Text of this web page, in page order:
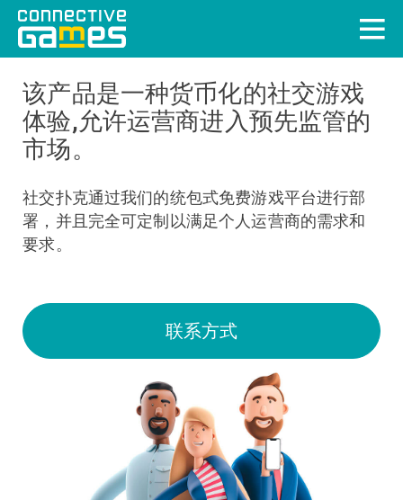
该产品是一种货币化的社交游戏
体验,允许运营商进入预先监管的
市场。
社交扑克通过我们的统包式免费游戏平台进行部
署，并且完全可定制以满足个人运营商的需求和
要求。
联系方式